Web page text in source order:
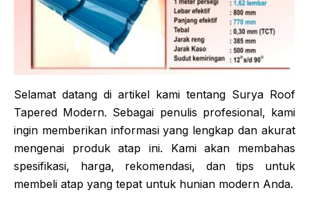
Selamat datang di artikel kami tentang Surya Roof
Tapered Modern. Sebagai penulis profesional, kami
ingin memberikan informasi yang lengkap dan akurat
mengenai produk atap ini. Kami akan membahas
spesifikasi, harga, rekomendasi, dan tips untuk
membeli atap yang tepat untuk hunian modern Anda.